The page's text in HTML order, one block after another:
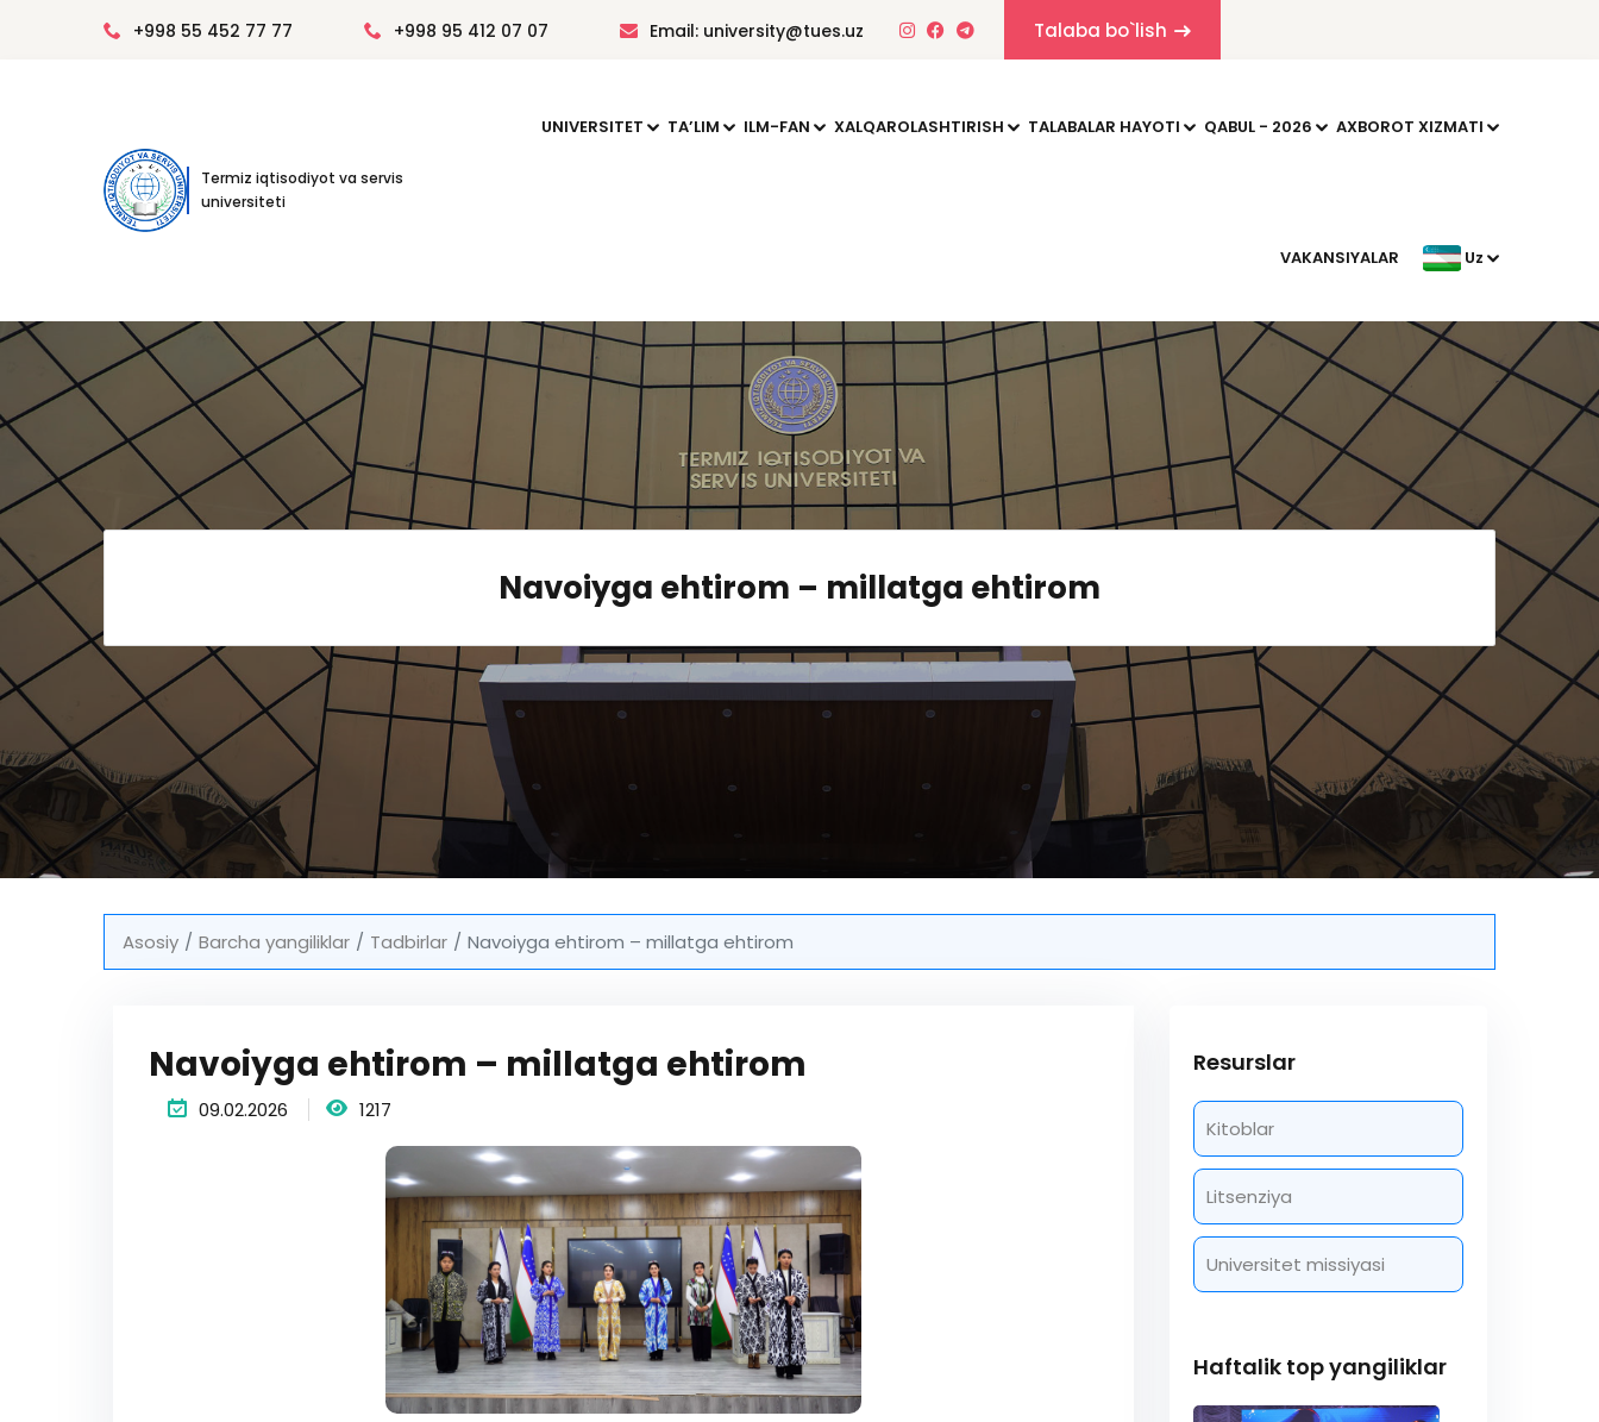
+998 55 452 77 77 +998 95 412 07 07 Email: university@tues.uz Talaba bo`lish
Termiz iqtisodiyot va servis
universiteti
UNIVERSITET TAʼLIM ILM-FAN XALQAROLASHTIRISH TALABALAR HAYOTI QABUL - 2026 AXBOROT XIZMATI
VAKANSIYALAR Uz
Navoiyga ehtirom – millatga ehtirom
Asosiy Barcha yangiliklar Tadbirlar Navoiyga ehtirom – millatga ehtirom
Navoiyga ehtirom – millatga ehtirom
09.02.2026 1217
Resurslar
Kitoblar
Litsenziya
Universitet missiyasi
Haftalik top yangiliklar